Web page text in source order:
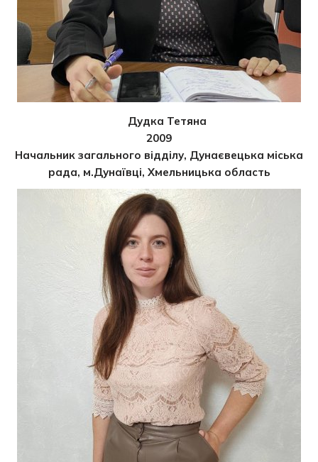
Дудка Тетяна
2009
Начальник загального відділу, Дунаєвецька міська
рада, м.Дунаївці, Хмельницька область